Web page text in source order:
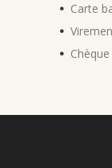
Carte
Chèque